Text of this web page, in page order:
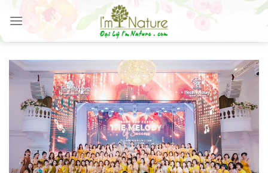
Skip
content